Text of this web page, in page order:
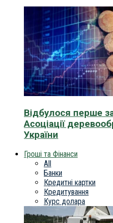
Відбулося перше
Асоціації
України
Гроші та Фінанси
All
Банки
Кредитні картки
Кредитування
Курс долара